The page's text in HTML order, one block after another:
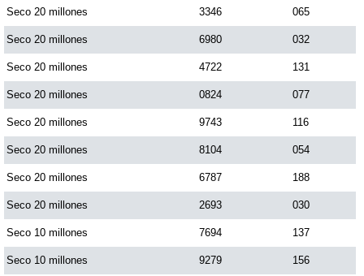
Seco 20 millones 3346 065
Seco 20 millones 6980 032
Seco 20 millones 4722 131
Seco 20 millones 0824 077
Seco 20 millones 9743 116
Seco 20 millones 8104 054
Seco 20 millones 6787 188
Seco 20 millones 2693 030
Seco 10 millones 7694 137
Seco 10 millones 9279 156